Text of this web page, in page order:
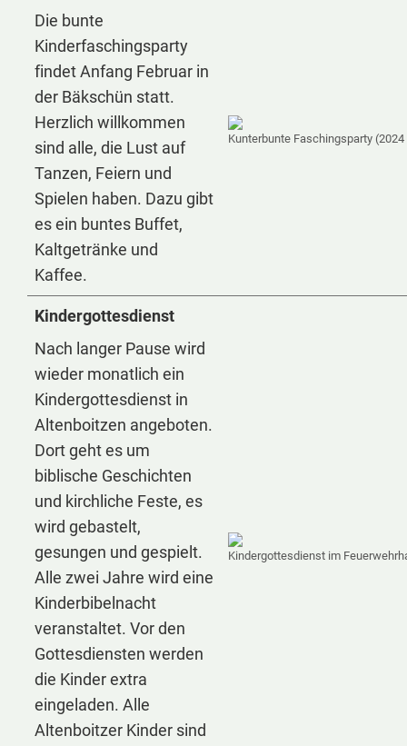
Die bunte
Kinderfaschingsparty
findet Anfang Februar in
der Bäkschün statt.
Herzlich willkommen
sind alle, die Lust auf
Tanzen, Feiern und
Spielen haben. Dazu gibt
es ein buntes Buffet,
Kaltgetränke und
Kaffee.
Kunterbunte Faschingsparty (2024
Kindergottesdienst
Nach langer Pause wird
wieder monatlich ein
Kindergottesdienst in
Altenboitzen angeboten.
Dort geht es um
biblische Geschichten
und kirchliche Feste, es
wird gebastelt,
gesungen und gespielt.
Alle zwei Jahre wird eine
Kinderbibelnacht
veranstaltet. Vor den
Gottesdiensten werden
die Kinder extra
eingeladen. Alle
Altenboitzer Kinder sind
Kindergottesdienst im